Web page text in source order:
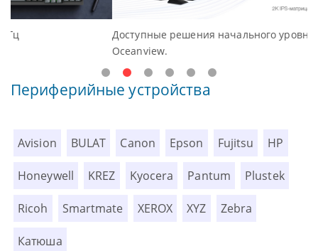
Доступные решения начального уровня, новые мониторы
Периферийные устройства
Avision BULAT Canon Epson Fujitsu HP
Honeywell KREZ Kyocera Pantum Plustek
Ricoh Smartmate XEROX XYZ Zebra
Катюша